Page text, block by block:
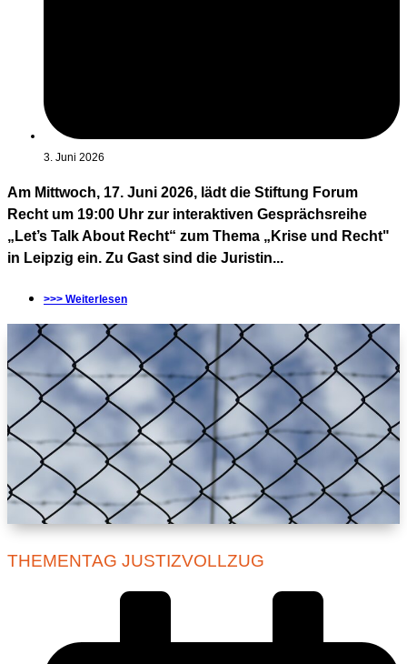
3. Juni 2026
Am Mittwoch, 17. Juni 2026, lädt die Stiftung Forum
Recht um 19:00 Uhr zur interaktiven Gesprächsreihe
„Let’s Talk About Recht“ zum Thema „Krise und Recht"
in Leipzig ein. Zu Gast sind die Juristin...
>>> Weiterlesen
THEMENTAG JUSTIZVOLLZUG